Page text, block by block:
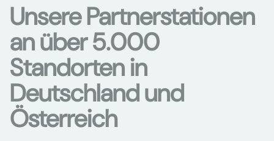
Unsere Partnerstationen
an über 5.000
Standorten in
Deutschland und
Österreich